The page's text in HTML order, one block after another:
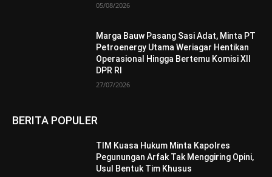
05/08/2026
Marga Bauw Pasang Sasi Adat, Minta PT
Petroenergy Utama Weriagar Hentikan
Operasional Hingga Bertemu Komisi XII
DPR RI
27/07/2026
BERITA POPULER
TIM Kuasa Hukum Minta Kapolres
Pegunungan Arfak Tak Menggiring Opini,
Usul Bentuk Tim Khusus